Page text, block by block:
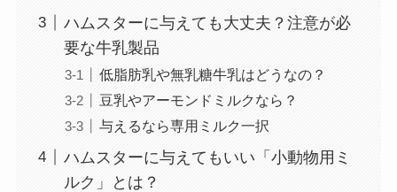
ハムスターに与えても大丈夫？注意が必
要な牛乳製品
低脂肪乳や無乳糖牛乳はどうなの？
豆乳やアーモンドミルクなら？
与えるなら専用ミルク一択
ハムスターに与えてもいい「小動物用ミ
ルク」とは？